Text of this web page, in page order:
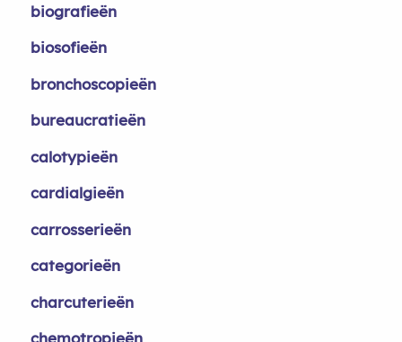
biografieën
biosofieën
bronchoscopieën
bureaucratieën
calotypieën
cardialgieën
carrosserieën
categorieën
charcuterieën
chemotropieën